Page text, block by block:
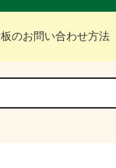
のお問い合わせ方法